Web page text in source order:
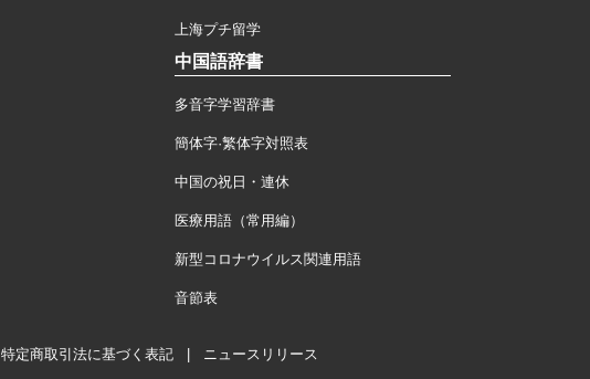
上海プチ留学
中国語辞書
多音字学習辞書
簡体字·繁体字対照表
中国の祝日・連休
医療用語（常用編）
新型コロナウイルス関連用語
音節表
特定商取引法に基づく表記 ニュースリリース